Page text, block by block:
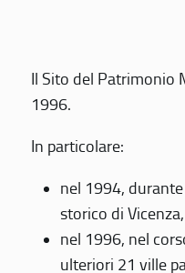
Il Sito del Patrimonio
1996.
In particolare:
nel 1994,
storico di
nel 1996, nel
ulteriori 21 ville